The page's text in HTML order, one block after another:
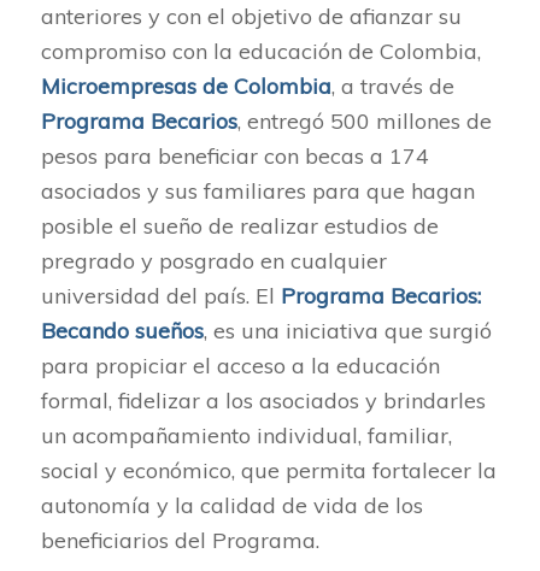
anteriores y con el objetivo de afianzar su
compromiso con la educación de Colombia,
Microempresas de Colombia, a través de
Programa Becarios, entregó 500 millones de
pesos para beneficiar con becas a 174
asociados y sus familiares para que hagan
posible el sueño de realizar estudios de
pregrado y posgrado en cualquier
universidad del país. El Programa Becarios:
Becando sueños, es una iniciativa que surgió
para propiciar el acceso a la educación
formal, fidelizar a los asociados y brindarles
un acompañamiento individual, familiar,
social y económico, que permita fortalecer la
autonomía y la calidad de vida de los
beneficiarios del Programa.